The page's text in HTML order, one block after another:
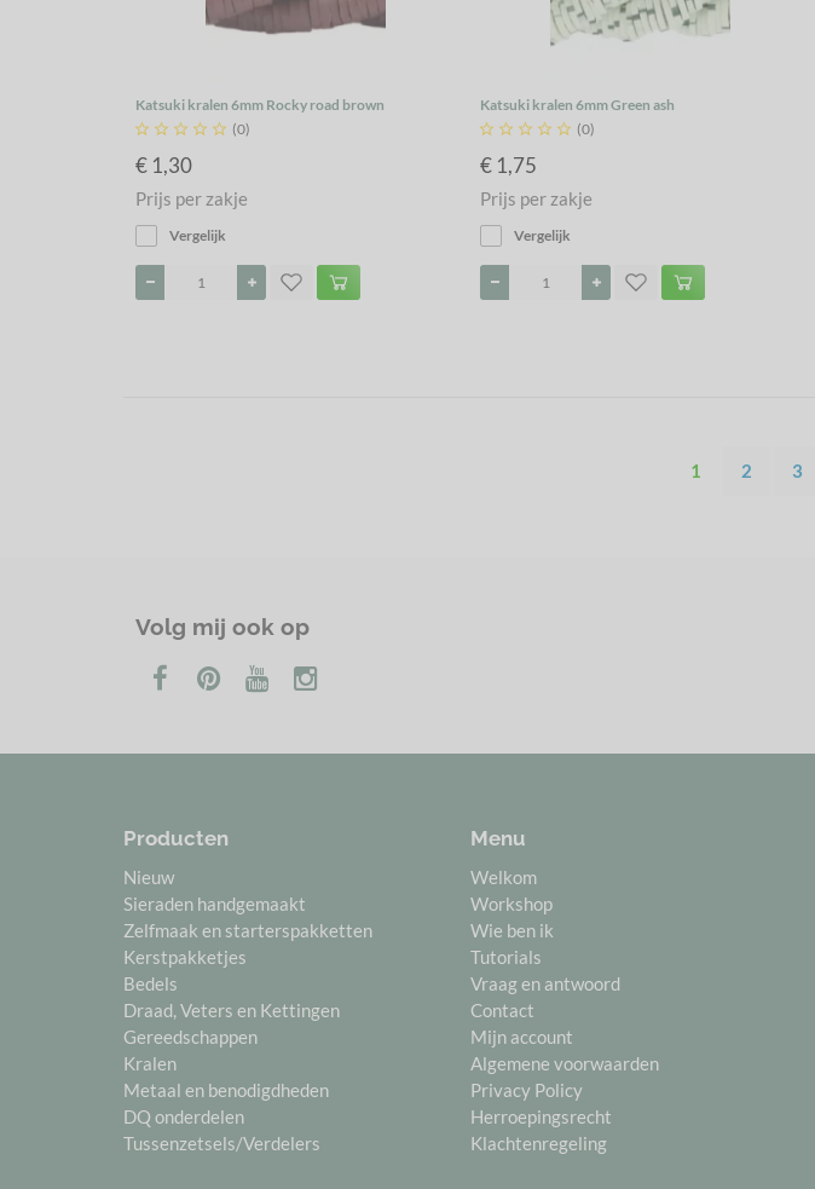
Katsuki kralen 6mm Rocky road brown
     (0)
€ 1,30
Prijs per zakje
Vergelijk
Katsuki kralen 6mm Green ash
     (0)
€ 1,75
Prijs per zakje
Vergelijk
1 2 3
Volg mij ook op
Producten
Nieuw
Sieraden handgemaakt
Zelfmaak en starterspakketten
Kerstpakketjes
Bedels
Draad, Veters en Kettingen
Gereedschappen
Kralen
Metaal en benodigdheden
DQ onderdelen
Tussenzetsels/Verdelers
Menu
Welkom
Workshop
Wie ben ik
Tutorials
Vraag en antwoord
Contact
Mijn account
Algemene voorwaarden
Privacy Policy
Herroepingsrecht
Klachtenregeling